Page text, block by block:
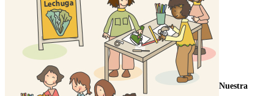
Nuestra